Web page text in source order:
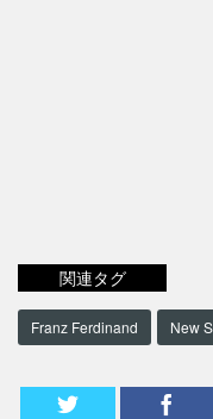
関連タグ
Franz Ferdinand New